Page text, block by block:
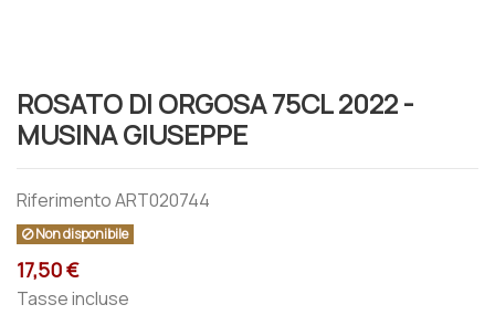
ROSATO DI ORGOSA 75CL 2022 -
MUSINA GIUSEPPE
RiferimentoART020744
Non disponibile
17,50 €
Tasse incluse